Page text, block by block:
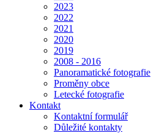
2023
2022
2021
2020
2019
2008 - 2016
Panoramatické fotografie
Proměny obce
Letecké fotografie
Kontakt
Kontaktní formulář
Důležité kontakty